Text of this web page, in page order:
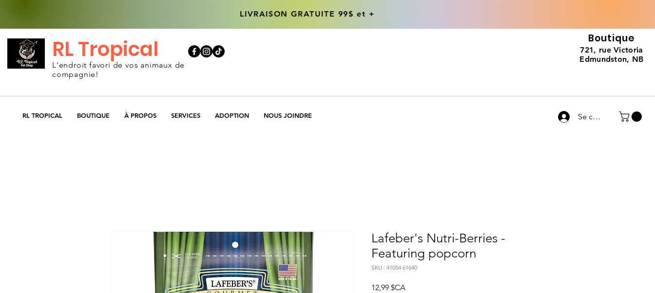
LIVRAISON GRATUITE 99$ et +
RL Tropical
L'endroit favori de vos animaux de
compagnie!
Boutique
721, rue Victoria
Edmundston, NB
LIVRAISON GRATUITE 99$ et +
RL TROPICAL BOUTIQUE À PROPOS SERVICES ADOPTION NOUS JOINDRE Se connecter
Lafeber's Nutri-Berries -
Featuring popcorn
SKU : 41054 61640
12,99 $CAPrix